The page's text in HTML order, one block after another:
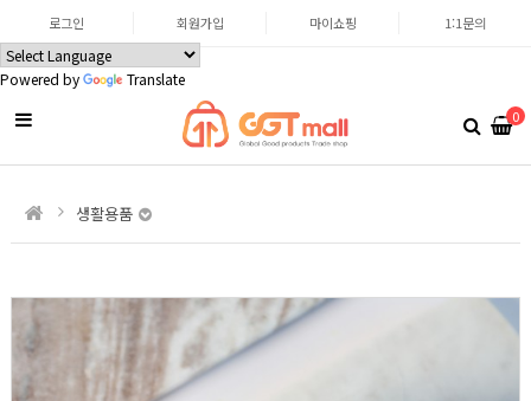
Powered by Translate
로그인 회원가입 마이쇼핑 1:1문의
0
생활용품